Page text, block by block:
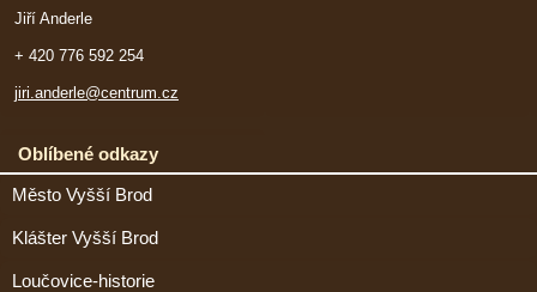
Jiří Anderle
+ 420 776 592 254
jiri.anderle@centrum.cz
Oblíbené odkazy
Město Vyšší Brod
Klášter Vyšší Brod
Loučovice-historie